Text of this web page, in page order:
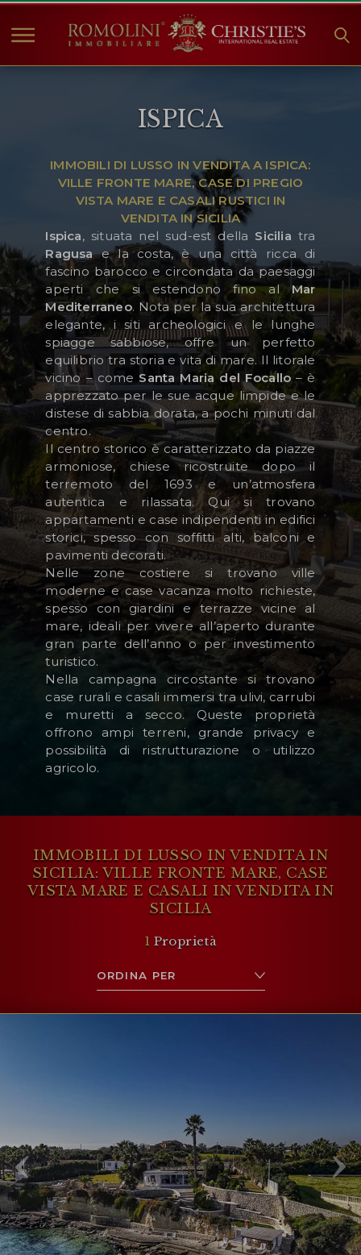
IMMOBILI IN VENDITA
COMPANY
CHRISTIE'S
Valuta:
$ £
Lingua:
AREA RISERVATA
WISHLIST (0)
ISPICA
IMMOBILI DI LUSSO IN VENDITA A ISPICA:
VILLE FRONTE MARE, CASE DI PREGIO
VISTA MARE E CASALI RUSTICI IN
VENDITA IN SICILIA
Ispica, situata nel sud-est della Sicilia tra
Ragusae la costa, è una città ricca di
fascino barocco e circondata da paesaggi
aperti che si estendono fino alMar
Mediterraneo. Nota per la sua architettura
elegante, i siti archeologici e le lunghe
spiagge sabbiose, offre un perfetto
equilibrio tra storia e vita di mare. Il litorale
vicino – come Santa Maria del Focallo – è
apprezzato per le sue acque limpide e le
distese di sabbia dorata, a pochi minuti dal
centro.
Il centro storico è caratterizzato da piazze
armoniose, chiese ricostruite dopo il
terremoto del 1693 e un’atmosfera
autentica e rilassata. Qui si trovano
appartamenti e case indipendenti in edifici
storici, spesso con soffitti alti, balconi e
pavimenti decorati.
Nelle zone costiere si trovano ville
moderne e case vacanza molto richieste,
spesso con giardini e terrazze vicine al
mare, ideali per vivere all’aperto durante
gran parte dell’anno o per investimento
turistico.
Nella campagna circostante si trovano
case rurali e casali immersi tra ulivi, carrubi
e muretti a secco. Queste proprietà
offrono ampi terreni, grande privacy e
possibilità di ristrutturazione o utilizzo
agricolo.
IMMOBILI DI LUSSO IN VENDITA IN
SICILIA: VILLE FRONTE MARE, CASE
VISTA MARE E CASALI IN VENDITA IN
SICILIA
1 Proprietà